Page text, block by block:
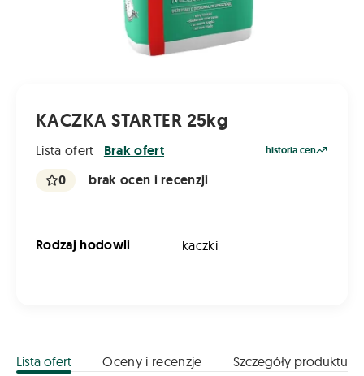
KACZKA STARTER 25kg
Lista ofert Brak ofert historia cen
0 brak ocen i recenzji
Rodzaj hodowli kaczki
Lista ofert Oceny i recenzje Szczegóły produktu